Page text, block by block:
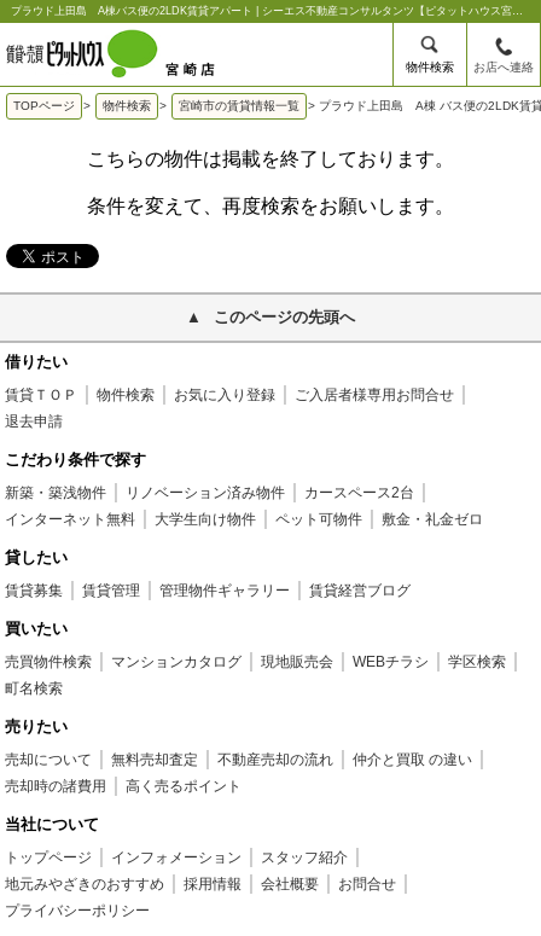
プラウド上田島 A棟バス便の2LDK賃貸アパート | シーエス不動産コンサルタンツ【ピタットハウス宮崎店】
物件検索 お店へ連絡
TOPページ > 物件検索 > 宮崎市の賃貸情報一覧 > プラウド上田島 A棟 バス便の2LDK賃
こちらの物件は掲載を終了しております。
条件を変えて、再度検索をお願いします。
このページの先頭へ
借りたい
賃貸ＴＯＰ 物件検索 お気に入り登録
ご入居者様専用お問合せ
退去申請
こだわり条件で探す
新築・築浅物件 リノベーション済み物件
カースペース2台
インターネット無料
大学生向け物件 ペット可物件 敷金・礼金ゼロ
貸したい
賃貸募集 賃貸管理 管理物件ギャラリー 賃貸経営ブログ
買いたい
売買物件検索 マンションカタログ 現地販売会 WEBチラシ
学区検索
町名検索
売りたい
売却について 無料売却査定 不動産売却の流れ
仲介と買取 の違い
売却時の諸費用
高く売るポイント
当社について
トップページ インフォメーション
スタッフ紹介
地元みやざきのおすすめ
採用情報 会社概要
お問合せ
プライバシーポリシー